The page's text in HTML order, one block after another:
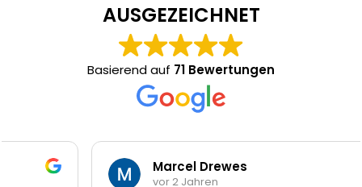
AUSGEZEICHNET
Basierend auf 71 Bewertungen
Marcel Drewes
vor 2 Jahren